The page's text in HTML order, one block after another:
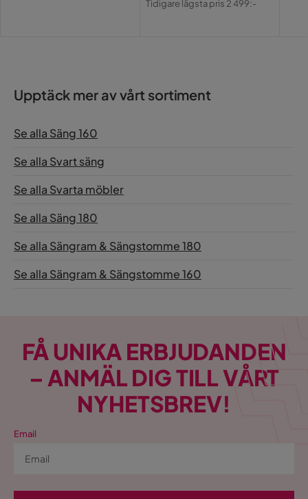
Tidigare lägsta pris 2 499:-
Upptäck mer av vårt sortiment
Se alla Säng 160
Se alla Svart säng
Se alla Svarta möbler
Se alla Säng 180
Se alla Sängram & Sängstomme 180
Se alla Sängram & Sängstomme 160
FÅ UNIKA ERBJUDANDEN
– ANMÄL DIG TILL VÅRT
NYHETSBREV!
Email